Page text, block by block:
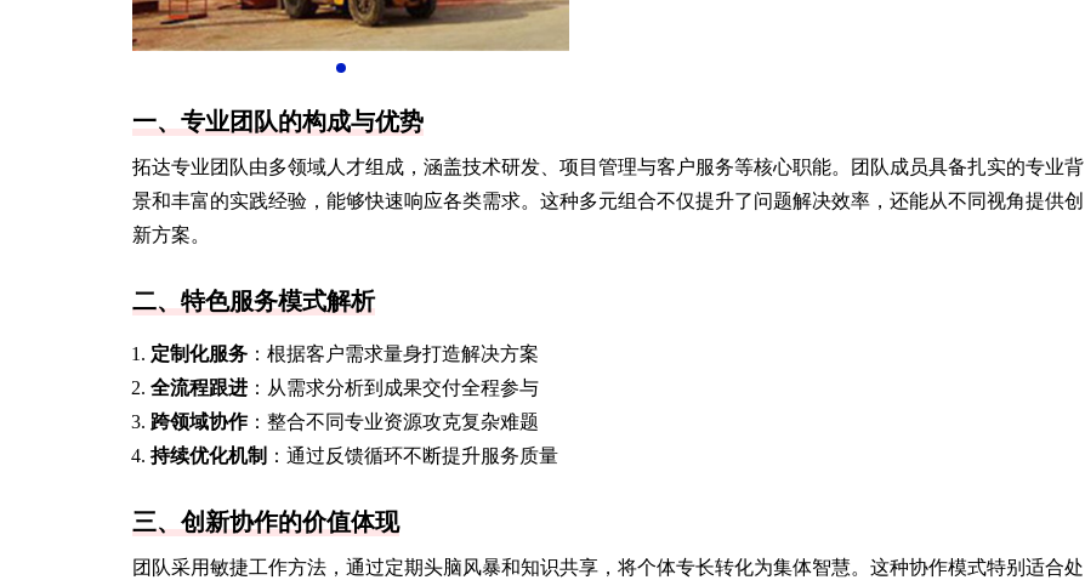
一、专业团队的构成与优势
拓达专业团队由多领域人才组成，涵盖技术研发、项目管理与客户服务等核心职能。团队成员具备扎实的专业背
景和丰富的实践经验，能够快速响应各类需求。这种多元组合不仅提升了问题解决效率，还能从不同视角提供创
新方案。
二、特色服务模式解析
定制化服务 ：根据客户需求量身打造解决方案
全流程跟进 ：从需求分析到成果交付全程参与
跨领域协作：整合不同专业资源攻克复杂难题
持续优化机制 ：通过反馈循环不断提升服务质量
三、创新协作的价值体现
团队采用敏捷工作方法，通过定期头脑风暴和知识共享，将个体专长转化为集体智慧。这种协作模式特别适合处